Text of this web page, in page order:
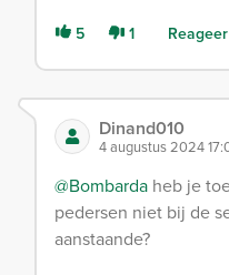
5 1 Reageer
Dinand010
4 augustus 2024
@Bombarda heb je
pedersen niet bij de
aanstaande?